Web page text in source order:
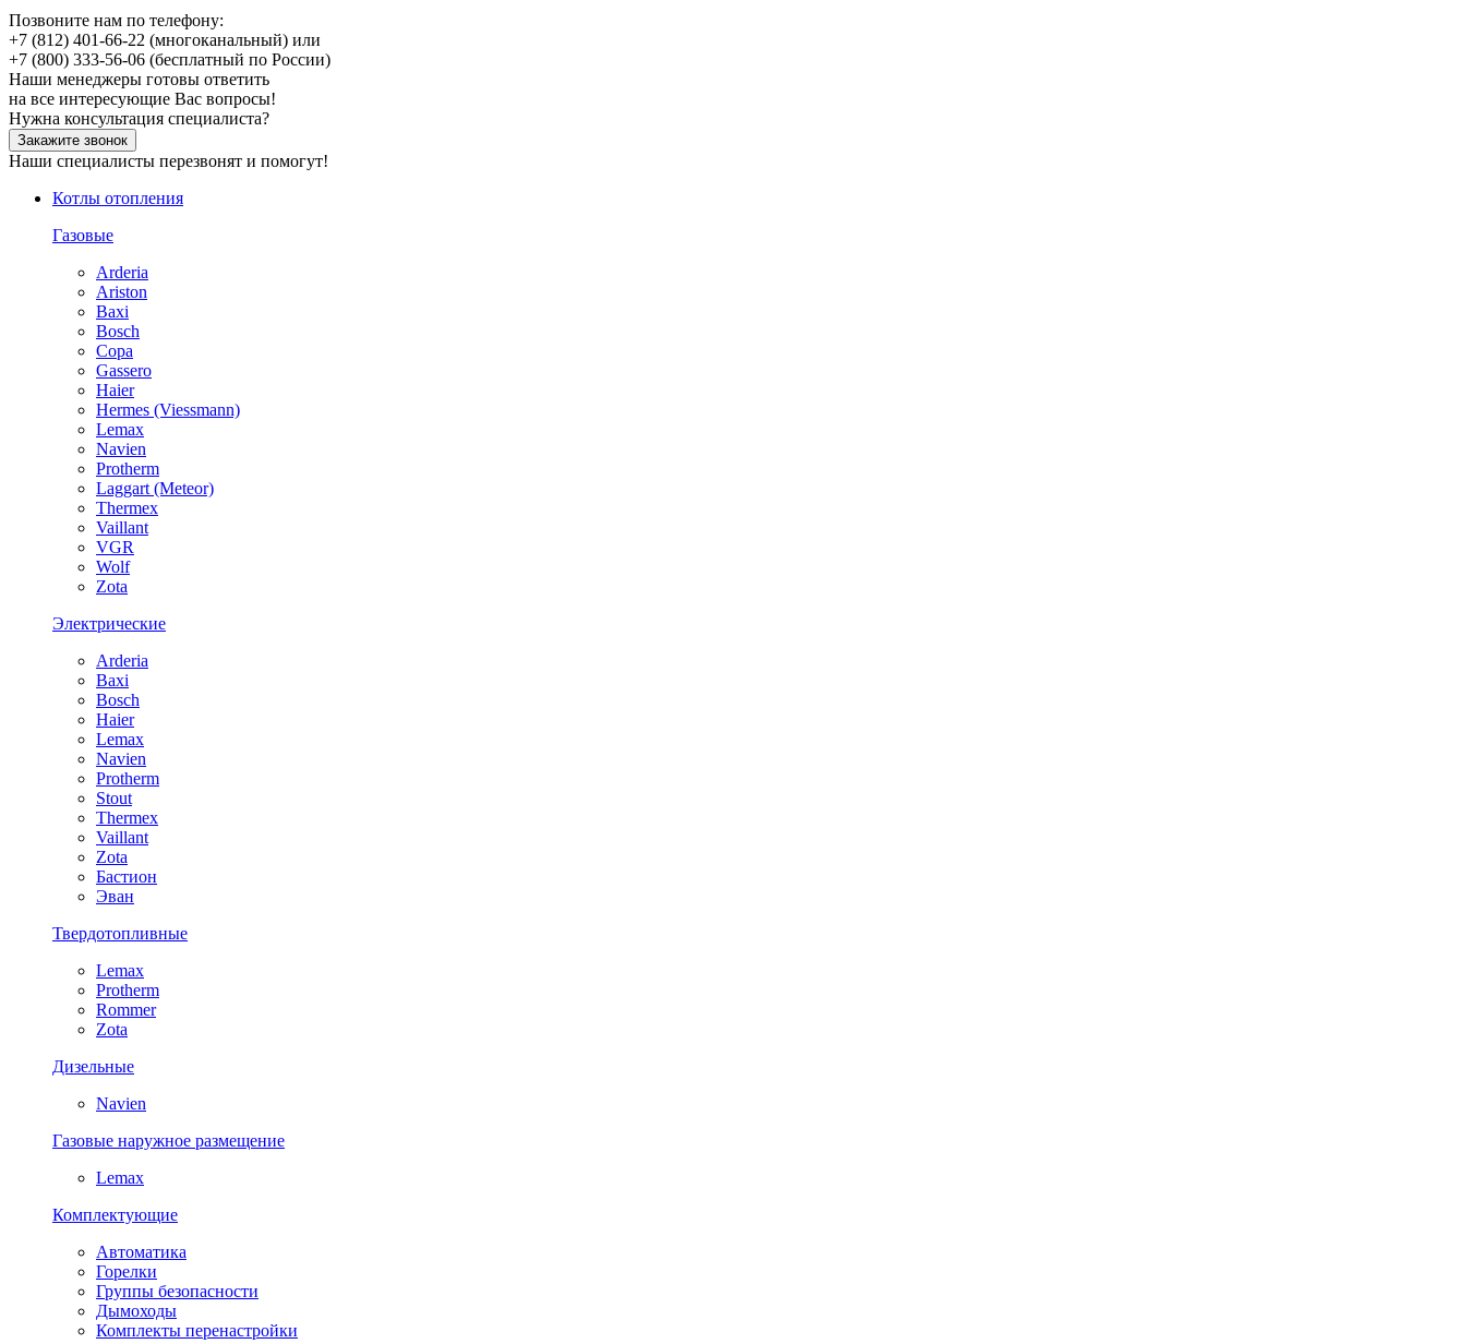
Позвоните нам по телефону:
+7 (812) 401-66-22 (многоканальный) или
+7 (800) 333-56-06 (бесплатный по России)
Наши менеджеры готовы ответить
на все интересующие Вас вопросы!
Нужна консультация специалиста?
Закажите звонок
Наши специалисты перезвонят и помогут!
Котлы отопления
Газовые
Arderia
Ariston
Baxi
Bosch
Copa
Gassero
Haier
Hermes (Viessmann)
Lemax
Navien
Protherm
Laggart (Meteor)
Thermex
Vaillant
VGR
Wolf
Zota
Электрические
Arderia
Baxi
Bosch
Haier
Lemax
Navien
Protherm
Stout
Thermex
Vaillant
Zota
Бастион
Эван
Твердотопливные
Lemax
Protherm
Rommer
Zota
Дизельные
Navien
Газовые наружное размещение
Lemax
Комплектующие
Автоматика
Горелки
Группы безопасности
Дымоходы
Комплекты перенастройки